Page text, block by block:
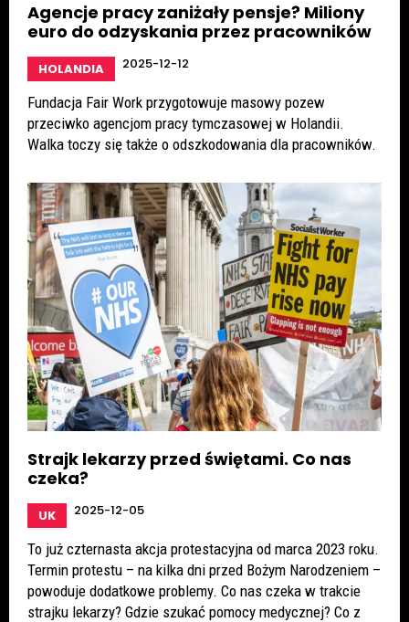
Agencje pracy zaniżały pensje? Miliony
euro do odzyskania przez pracowników
HOLANDIA 2025-12-12
Fundacja Fair Work przygotowuje masowy pozew
przeciwko agencjom pracy tymczasowej w Holandii.
Walka toczy się także o odszkodowania dla pracowników.
Strajk lekarzy przed świętami. Co nas
czeka?
UK 2025-12-05
To już czternasta akcja protestacyjna od marca 2023 roku.
Termin protestu – na kilka dni przed Bożym Narodzeniem –
powoduje dodatkowe problemy. Co nas czeka w trakcie
strajku lekarzy? Gdzie szukać pomocy medycznej? Co z